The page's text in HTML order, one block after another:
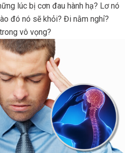
lúc bị cơn đau hành hạ? Lơ nó
đó nó sẽ khỏi? Đi nằm nghỉ?
vô vọng?